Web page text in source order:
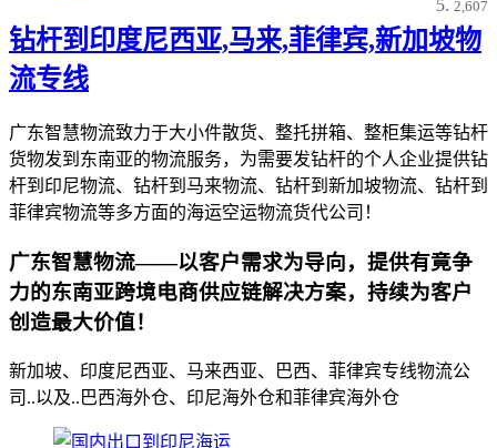
2,607
钻杆到印度尼西亚,马来,菲律宾,新加坡物
流专线
广东智慧物流致力于大小件散货、整托拼箱、整柜集运等钻杆
货物发到东南亚的物流服务，为需要发钻杆的个人企业提供钻
杆到印尼物流、钻杆到马来物流、钻杆到新加坡物流、钻杆到
菲律宾物流等多方面的海运空运物流货代公司！
广东智慧物流——以客户需求为导向，提供有竟争
力的东南亚跨境电商供应链解决方案，持续为客户
创造最大价值！
新加坡、印度尼西亚、马来西亚、巴西、菲律宾专线物流公
司..以及..巴西海外仓、印尼海外仓和菲律宾海外仓